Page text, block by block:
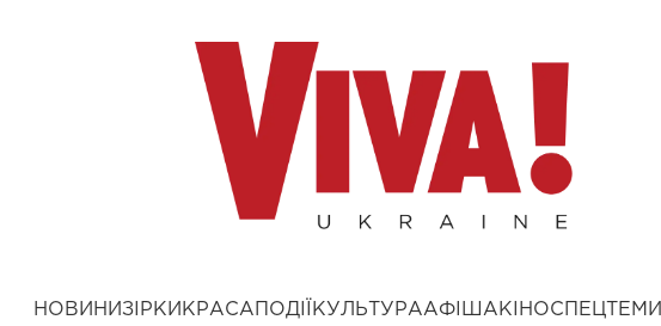
НОВИНИ ЗІРКИ КРАСА ПОДІЇ КУЛЬТУРААФІША КІНОСПЕЦТЕМИ